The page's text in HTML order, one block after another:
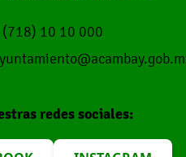
(718) 10 10 000
redes sociales: